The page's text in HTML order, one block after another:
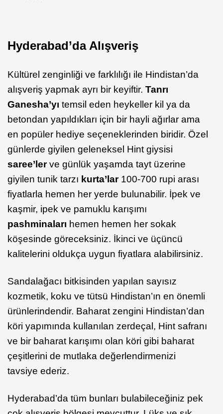
Hyderabad’da Alışveriş
Kültürel zenginliği ve farklılığı ile Hindistan’da
alışveriş yapmak ayrı bir keyiftir. Tanrı
Ganesha’yı temsil eden heykeller kil ya da
betondan yapıldıkları için bir hayli ağırlar ama
en popüler hediye seçeneklerinden biridir. Özel
günlerde giyilen geleneksel Hint giysisi
saree’lerve günlük yaşamda tayt üzerine
giyilen tunik tarzı kurta’lar100-700 rupi arası
fiyatlarla hemen her yerde bulunabilir. İpek ve
kaşmir, ipek ve pamuklu karışımı
pashminaları hemen hemen her sokak
köşesinde göreceksiniz. İkinci ve üçüncü
kalitelerini oldukça uygun fiyatlara alabilirsiniz.
Sandalağacı bitkisinden yapılan sayısız
kozmetik, koku ve tütsü Hindistan’ın en önemli
ürünlerindendir. Baharat zengini Hindistan’dan
köri yapımında kullanılan zerdeçal, Hint safranı
ve bir baharat karışımı olan köri gibi baharat
çeşitlerini de mutlaka değerlendirmenizi
tavsiye ederiz.
Hyderabad’da tüm bunları bulabileceğiniz pek